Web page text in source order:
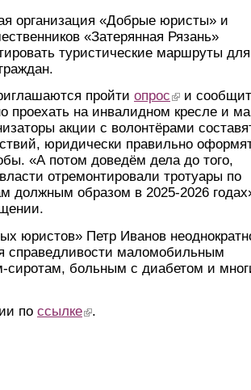
организация «Добрые юристы» и
«Затерянная Рязань»
туристические маршруты для
пройти опрос (link is external)
и
проехать на инвалидном кресле и
акции с волонтёрами
юридически правильно
«А потом доведём дела до того,
отремонтировали тротуары по
должным образом в 2025-2026
юристов» Петр Иванов
справедливости маломобильным
сиротам, больным с диабетом и
по ссылке(link is external)
.